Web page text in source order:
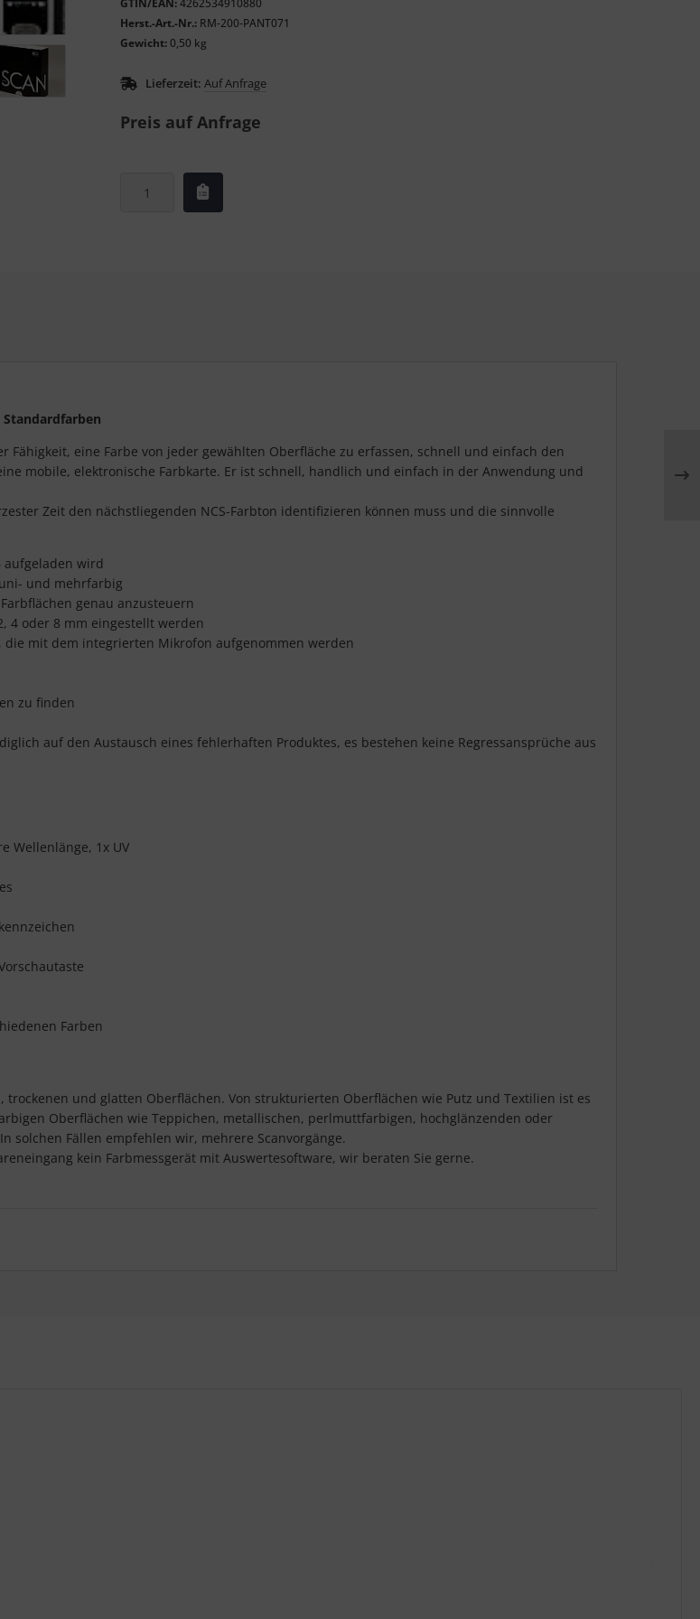
GTIN/EAN:4262534910880
Herst.-Art.-Nr.: RM-200-PANT071
Gewicht:0,50 kg
Lieferzeit: Auf Anfrage
Preis auf Anfrage
Standardfarben
eine Farbe von jeder gewählten Oberfläche zu erfassen, schnell und einfach den
mobile, elektronische Farbkarte. Er ist schnell, handlich und einfach in der Anwendung und
Zeit den nächstliegenden NCS-Farbton identifizieren können muss und die sinnvolle
aufgeladen wird
und mehrfarbig
genau anzusteuern
4 oder 8 mm eingestellt werden
die mit dem integrierten Mikrofon aufgenommen werden
zu finden
auf den Austausch eines fehlerhaften Produktes, es bestehen keine Regressansprüche aus
Wellenlänge, 1x UV
Farben
und glatten Oberflächen. Von strukturierten Oberflächen wie Putz und Textilien ist es
Oberflächen wie Teppichen, metallischen, perlmuttfarbigen, hochglänzenden oder
solchen Fällen empfehlen wir, mehrere Scanvorgänge.
kein Farbmessgerät mit Auswertesoftware, wir beraten Sie gerne.